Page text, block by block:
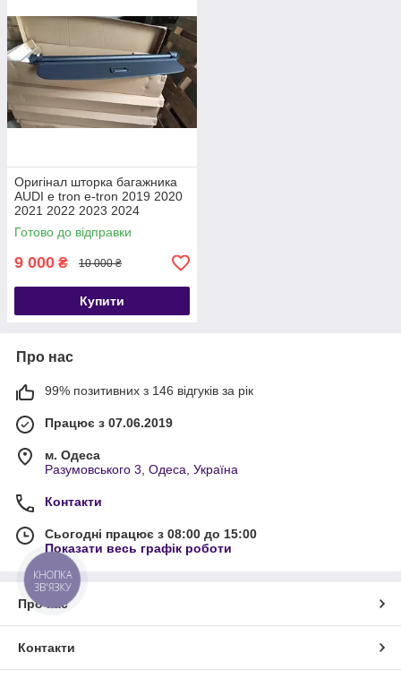
Оригінал шторка багажника
AUDI e tron e-tron 2019 2020
2021 2022 2023 2024
4KE863553 полиця накладка
ролет
Готово до відправки
9 000 ₴ 10 000 ₴
Купити
Про нас
99% позитивних з 146 відгуків за рік
Працює з 07.06.2019
м. Одеса
Разумовського 3, Одеса, Україна
Контакти
Сьогодні працює з 08:00 до 15:00
Показати весь графік роботи
Про нас
Контакти
КНОПКА
ЗВ'ЯЗКУ